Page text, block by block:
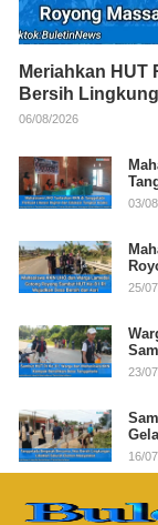
Meriahkan HUT
Bersih
06/08/2026
03/
25/
23/
16/